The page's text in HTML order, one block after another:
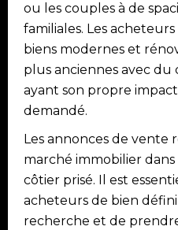
ou les couples à de
familiales. Les
biens modernes et
plus anciennes avec du
ayant son propre
demandé.
Les annonces de vente
marché immobilier
côtier prisé. Il est
acheteurs de bien
recherche et de